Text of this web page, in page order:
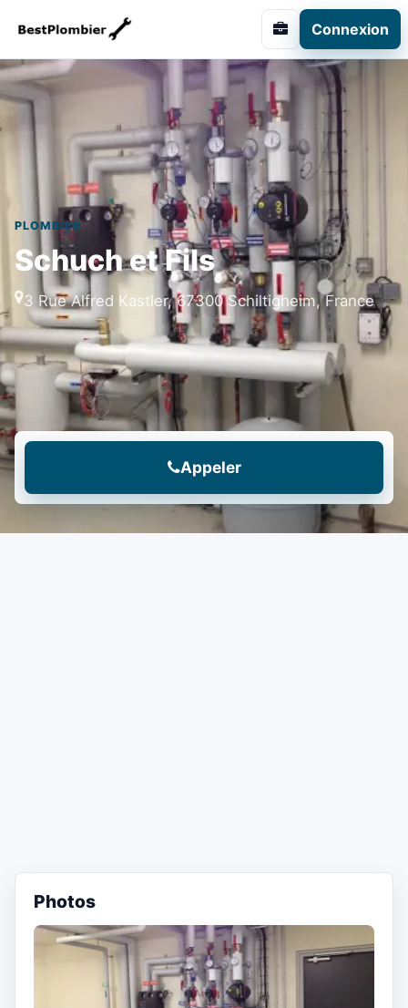
Connexion
PLOMBIER
Schuch et Fils
3 Rue Alfred Kastler, 67300 Schiltigheim, France
Appeler
Photos